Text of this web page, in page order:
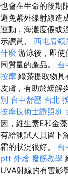
也會在生命的後期
避免紫外線射線造
運動，海灘度假或
示讚賞。 西屯肩頸
什麼 游泳後，即使
同質量的產品。 台
按摩 綠茶提取物具
皮膚，有助於緩解
別 台中舒壓 台北
按摩技術士證照班
因，維生素E和金
有給測試人員留下
霜的狀況很好。 台
ptt 外燴 撥筋教學
UVA射線的有害影